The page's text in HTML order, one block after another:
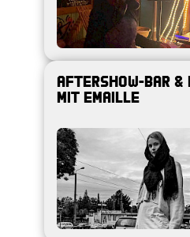
AFTERSHOW-BAR &
MIT EMAILLE